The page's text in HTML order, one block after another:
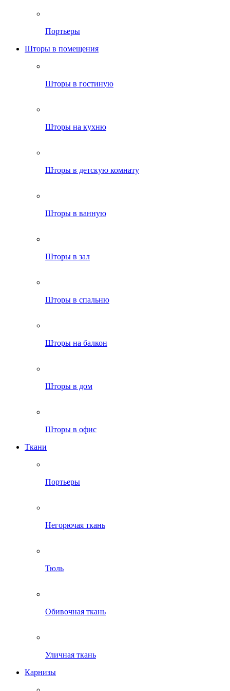
Портьеры
Шторы в помещения
Шторы в гостиную
Шторы на кухню
Шторы в детскую комнату
Шторы в ванную
Шторы в зал
Шторы в спальню
Шторы на балкон
Шторы в дом
Шторы в офис
Ткани
Портьеры
Негорючая ткань
Тюль
Обивочная ткань
Уличная ткань
Карнизы